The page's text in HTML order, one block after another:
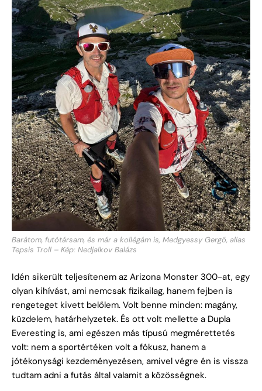
Barátom, futótársam, és már a kollégám is, Medgyessy Gergő, alias
Tepsis Troll – Kép: Nedjalkov Balázs
Idén sikerült teljesítenem az Arizona Monster 300-at, egy
olyan kihívást, ami nemcsak fizikailag, hanem fejben is
rengeteget kivett belőlem. Volt benne minden: magány,
küzdelem, határhelyzetek. És ott volt mellette a Dupla
Everesting is, ami egészen más típusú megmérettetés
volt: nem a sportértéken volt a fókusz, hanem a
jótékonysági kezdeményezésen, amivel végre én is vissza
tudtam adni a futás által valamit a közösségnek.